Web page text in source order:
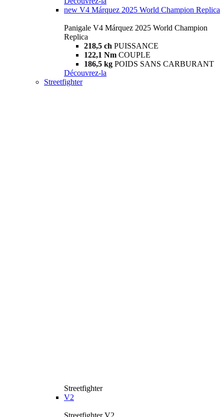
new V4 Márquez 2025 World Champion Replica
Panigale V4 Márquez 2025 World Champion
Replica
218,5 ch PUISSANCE
122,1 Nm COUPLE
186,5 kg POIDS SANS CARBURANT
Découvrez-la
Streetfighter
Streetfighter
V2
Streetfighter V2